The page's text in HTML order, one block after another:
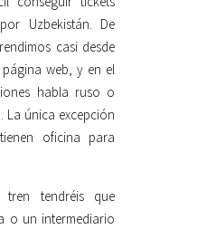
Uzbekistán. De
casi desde
web, y en el
habla ruso o
La única excepción
oficina para
tendréis que
o un intermediario